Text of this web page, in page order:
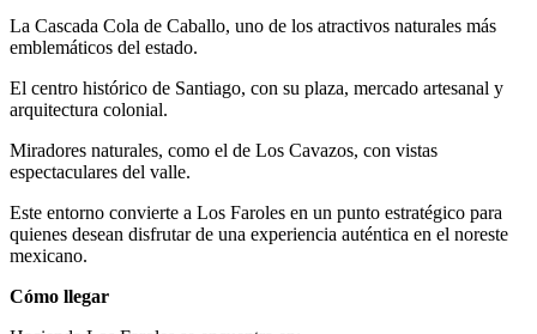
La Cascada Cola de Caballo, uno de los atractivos naturales más
emblemáticos del estado.
El centro histórico de Santiago, con su plaza, mercado artesanal y
arquitectura colonial.
Miradores naturales, como el de Los Cavazos, con vistas
espectaculares del valle.
Este entorno convierte a Los Faroles en un punto estratégico para
quienes desean disfrutar de una experiencia auténtica en el noreste
mexicano.
Cómo llegar